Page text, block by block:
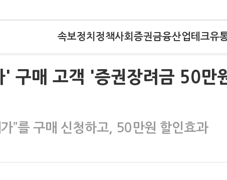
속보정치 정책사회 증권금융산업테크유
구매 고객 '증권장려금 50만
”를 구매 신청하고, 50만원 할인효과